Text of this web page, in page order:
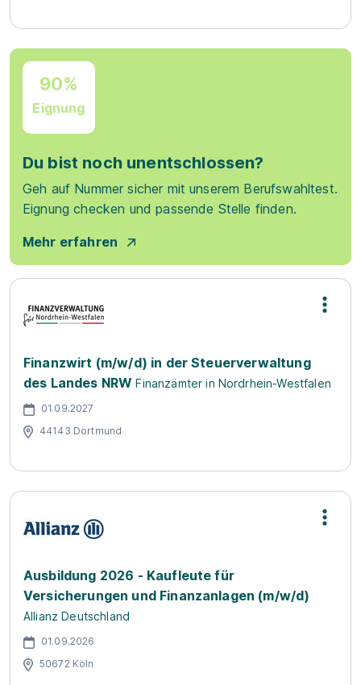
90%
Eignung
Du bist noch unentschlossen?
Geh auf Nummer sicher mit unserem Berufswahltest.
Eignung checken und passende Stelle finden.
Mehr erfahren
Finanzwirt (m/w/d) in der Steuerverwaltung
des Landes NRW Finanzämter in Nordrhein-Westfalen
01.09.2027
44143 Dortmund
Ausbildung 2026 - Kaufleute für
Versicherungen und Finanzanlagen (m/w/d)
Allianz Deutschland
01.09.2026
50672 Köln